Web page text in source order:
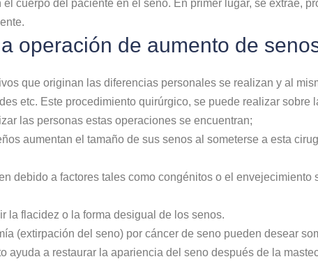
cuerpo del paciente en el seno. En primer lugar, se extrae,
operación de aumento de
que originan las diferencias personales se realizan y al
etc. Este procedimiento quirúrgico, se puede realizar sobre
las personas estas operaciones se encuentran;
aumentan el tamaño de sus senos al someterse a esta
debido a factores tales como congénitos o el envejecimiento
la flacidez o la forma desigual de los senos.
(extirpación del seno) por cáncer de seno pueden desear
ayuda a restaurar la apariencia del seno después de la